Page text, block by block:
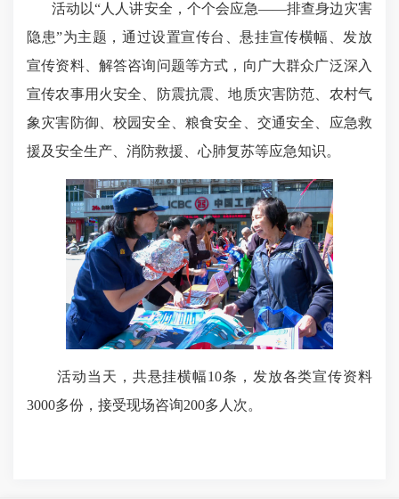
活动以“人人讲安全，个个会应急——排查身边灾害
隐患”为主题，通过设置宣传台、悬挂宣传横幅、发放
宣传资料、解答咨询问题等方式，向广大群众广泛深入
宣传农事用火安全、防震抗震、地质灾害防范、农村气
象灾害防御、校园安全、粮食安全、交通安全、应急救
援及安全生产、消防救援、心肺复苏等应急知识。
活动当天，共悬挂横幅10条，发放各类宣传资料
3000多份，接受现场咨询200多人次。